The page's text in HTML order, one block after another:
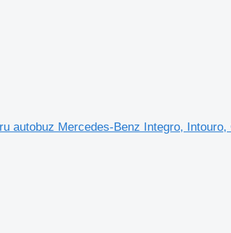
autobuz Mercedes-Benz Integro, Intouro,